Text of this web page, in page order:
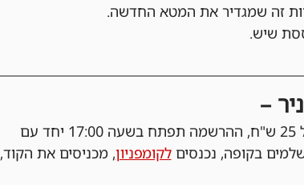
זה שמגדיר את המטא החדשה.
שיש.
–
נרשמים ביום של הטורניר עצמו בחנות בעלות של 25 ש"ח, ההרשמה תפתח בשעה 17:00 יחד עם
בקופה, נכנסים לקומפניון, מכניסים את הקוד,